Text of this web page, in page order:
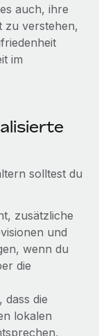
auch, ihre
zu verstehen,
im
solltest du
zusätzliche
und
wenn du
die
dass die
lokalen